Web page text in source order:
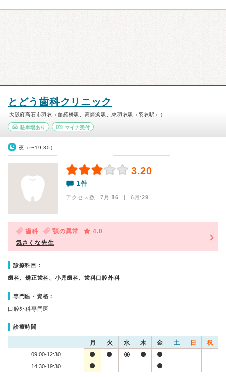
とどう歯科クリニック
大阪府高石市羽衣（伽羅橋駅、高師浜駅、東羽衣駅（羽衣駅））
駐車場あり マイナ受付
夜（〜19:30）
3.20
1件
アクセス数 7月:16 | 6月:29
歯科 顎の異常
4.0
気さくな先生
診療科目：
歯科、矯正歯科、小児歯科、歯科口腔外科
専門医・資格：
口腔外科専門医
診療時間
月 火 水 木 金 土 日 祝
09:00-12:30
14:30-19:30